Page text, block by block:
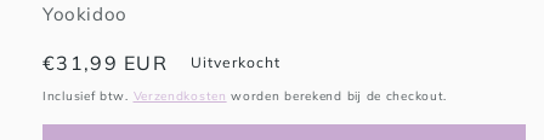
Yookidoo
Normale
prijs
€31,99 EUR Uitverkocht
Inclusief btw. Verzendkosten worden berekend bij de checkout.